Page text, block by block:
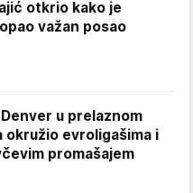
otkrio kako je
važan posao
u prelaznom
okružio evroligašima i
promašajem